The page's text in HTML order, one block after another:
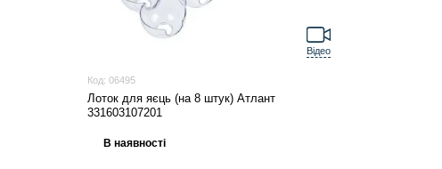
Код: 06495
Лоток для яєць (на 8 штук) Атлант
331603107201
Відео
В наявності